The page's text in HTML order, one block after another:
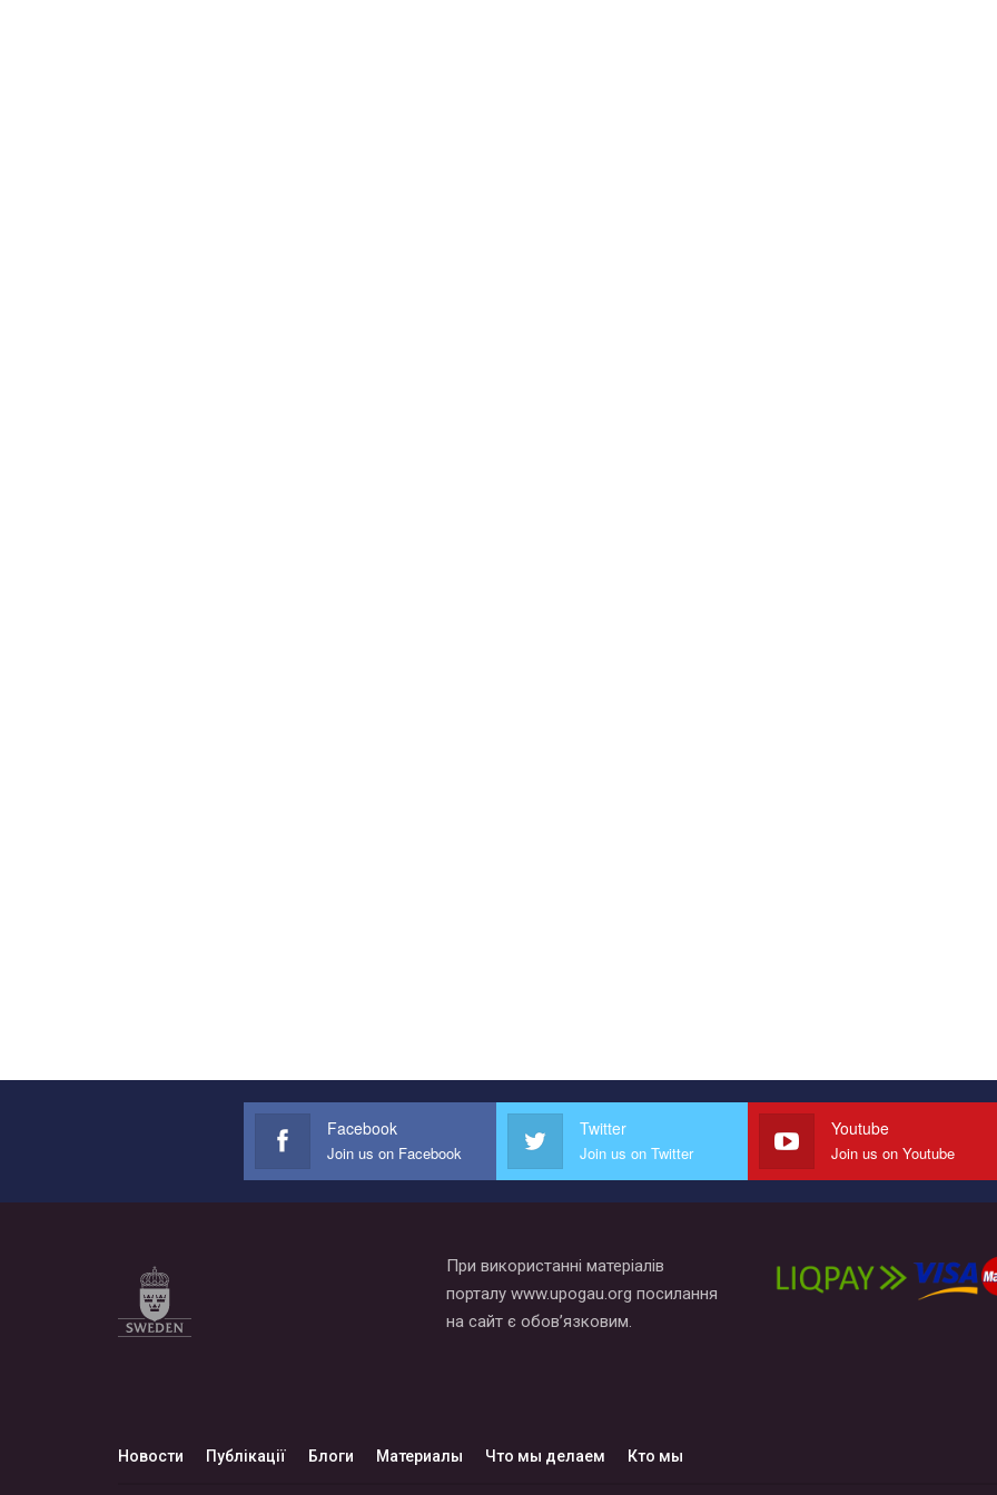
Facebook
Join us on Facebook
Twitter
Join us on Twitter
Youtube
Join us on Youtube
При використанні матеріалів
порталу www.upogau.org посилання
на сайт є обов’язковим.
Новости Публікації Блоги Материалы Что мы делаем Кто мы